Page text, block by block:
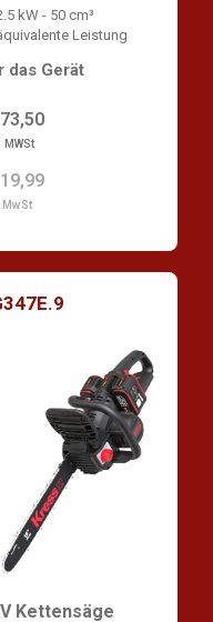
kW - 50 cm³
Leistung
MWSt
das Gerät
Kettensäge